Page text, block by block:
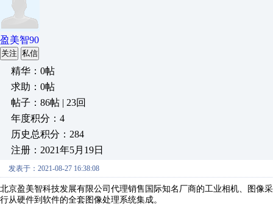
盈美智90
关注 私信
精华：0帖
求助：0帖
帖子：86帖 | 23回
年度积分：4
历史总积分：284
注册：2021年5月19日
发表于：2021-08-27 16:38:08
北京盈美智科技发展有限公司代理销售国际知名厂商的工业相机、图像
行从硬件到软件的全套图像处理系统集成。